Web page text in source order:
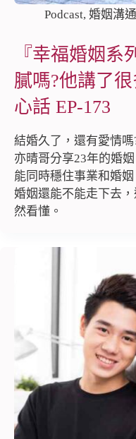
Podcast, 婚姻溝
『幸福婚姻系
膩嗎?他講了
心話 EP-173
結婚久了，還有愛情
亦晴哥分享23年的婚
能同時穩住事業和婚
婚姻還能不能走下去
然看懂。